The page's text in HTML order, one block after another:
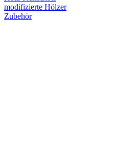
modifizierte Hölzer
Zubehör